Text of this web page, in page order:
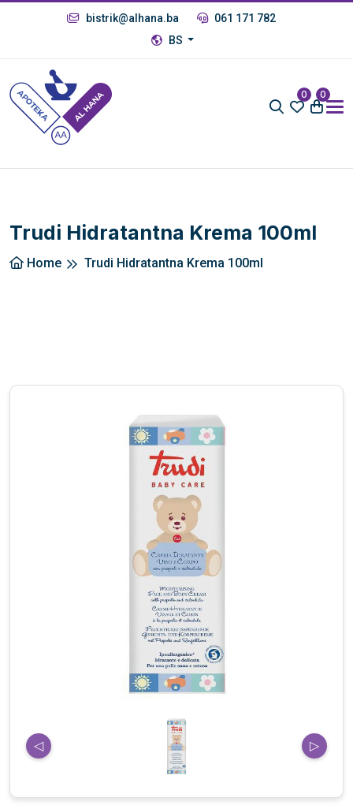
bistrik@alhana.ba
061 171 782
BS
0 0
Trudi Hidratantna Krema 100ml
Home Trudi Hidratantna Krema 100ml
◁ ▷